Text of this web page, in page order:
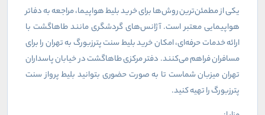
یکی از مطمئن‌ترین روش‌ها برای خرید بلیط هواپیما، مراجعه به دفاتر
هواپیمایی معتبر است. آژانس‌های گردشگری مانند طاهاگشت با
ارائه خدمات حرفه‌ای، امکان خرید بلیط سنت پترزبورگ به تهران را برای
مسافران فراهم می‌کنند. دفتر مرکزی طاهاگشت در خیابان پاسداران
تهران میزبان شماست تا به صورت حضوری بتوانید بلیط پرواز سنت
پترزبورگ را تهیه کنید.